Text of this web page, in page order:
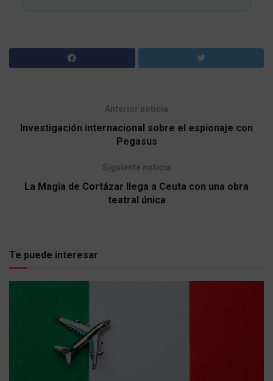
Anterior noticia
Investigación internacional sobre el espionaje con
Pegasus
Siguiente noticia
La Magia de Cortázar llega a Ceuta con una obra
teatral única
Te puede interesar